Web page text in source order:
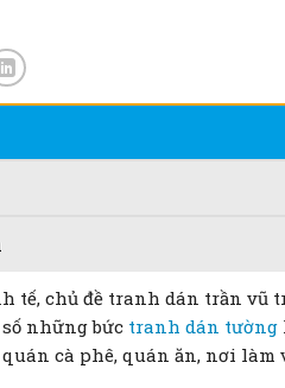
chủ đề tranh dán trần vũ
những bức tranh dán tường
cà phê, quán ăn, nơi làm